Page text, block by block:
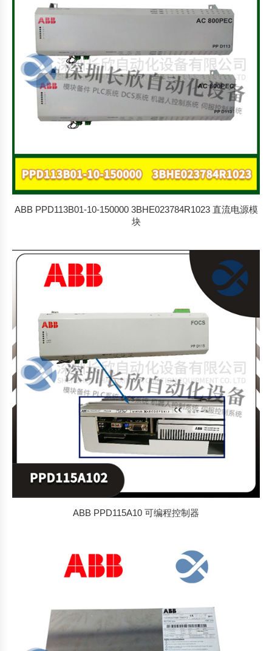
ABB PPD113B01-10-150000 3BHE023784R1023 直流电源模
块
ABB PPD115A10 可编程控制器